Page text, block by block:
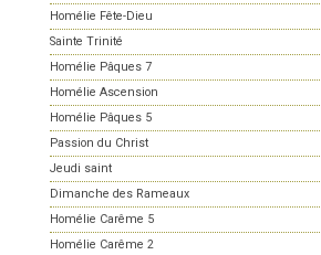
Homélie Fête-Dieu
Sainte Trinité
Homélie Pâques 7
Homélie Ascension
Homélie Pâques 5
Passion du Christ
Jeudi saint
Dimanche des Rameaux
Homélie Carême 5
Homélie Carême 2